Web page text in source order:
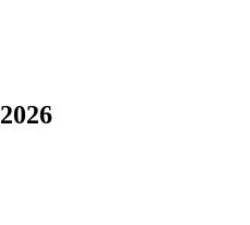
2026